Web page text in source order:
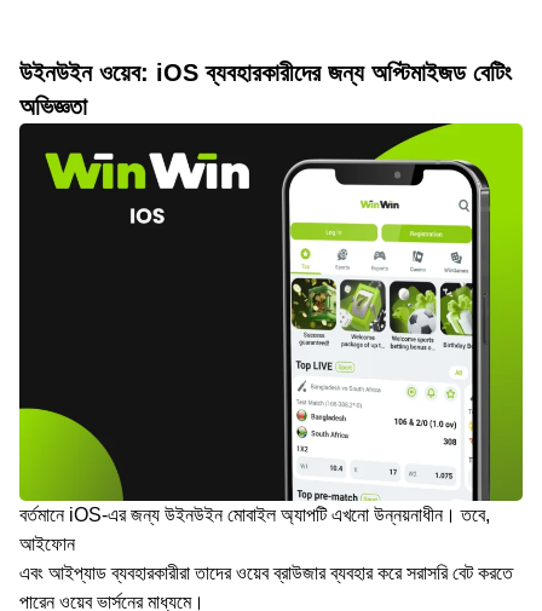
উইনউইন ওয়েব: iOS ব্যবহারকারীদের জন্য অপ্টিমাইজড বেটিং
অভিজ্ঞতা
বর্তমানে iOS-এর জন্য উইনউইন মোবাইল অ্যাপটি এখনো উন্নয়নাধীন। তবে,
আইফোন
এবং আইপ্যাড ব্যবহারকারীরা তাদের ওয়েব ব্রাউজার ব্যবহার করে সরাসরি বেট করতে
পারেন ওয়েব ভার্সনের মাধ্যমে।